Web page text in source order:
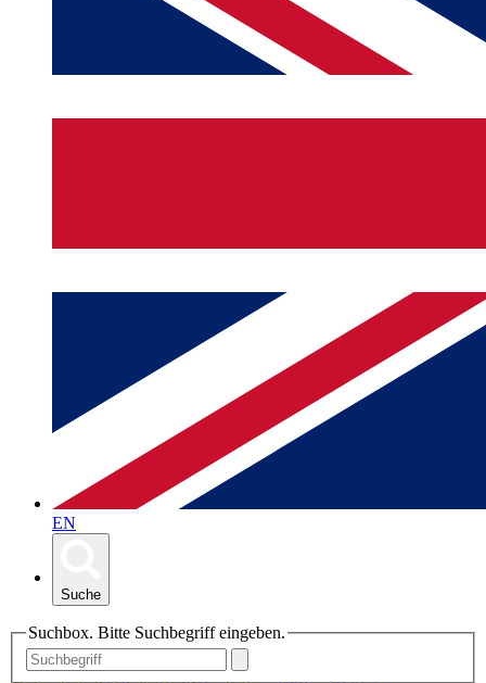
EN
Suche
Suchbox. Bitte Suchbegriff eingeben.